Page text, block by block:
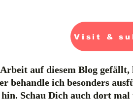
Visit &
auf diesem Blog
behandle ich besonders
Schau Dich auch dort